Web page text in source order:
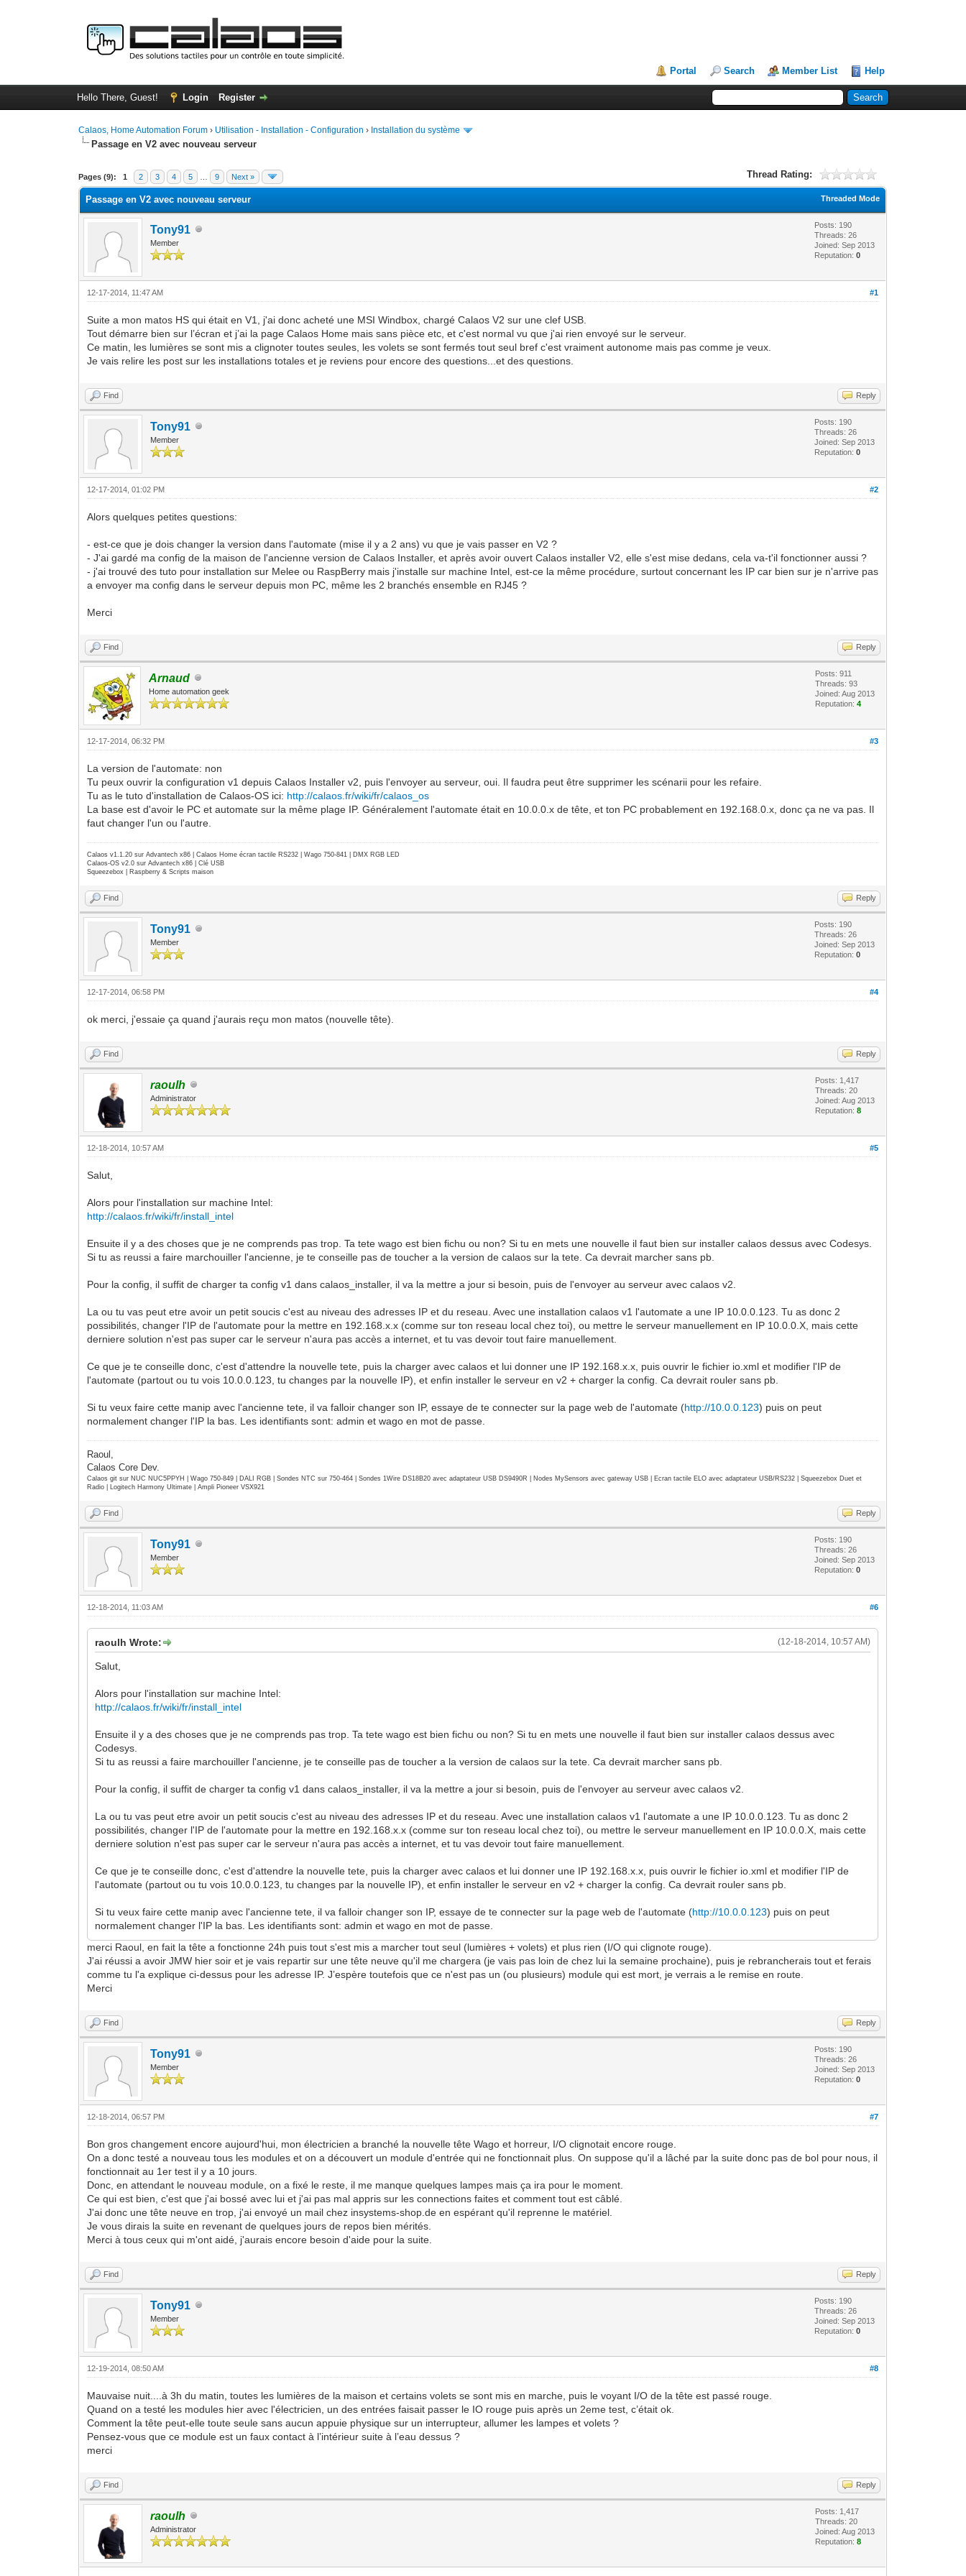
Portal Search Member List Help
Hello There, Guest! Login Register
Calaos, Home Automation Forum › Utilisation - Installation - Configuration › Installation du système
Passage en V2 avec nouveau serveur
Pages (9): 1 2 3 4 5 9 Next » Thread Rating:
0 Vote(s) - 0 Average
1
2
3
4
5
Threaded Mode
Passage en V2 avec nouveau serveur
Tony91
Member
Posts: 190
Threads: 26
Joined: Sep 2013
Reputation:0
#1
12-17-2014, 11:47 AM
Suite a mon matos HS qui était en V1, j'ai donc acheté une MSI Windbox, chargé Calaos V2 sur une clef USB.
Tout démarre bien sur l’écran et j’ai la page Calaos Home mais sans pièce etc, et c'est normal vu que j'ai rien envoyé sur le serveur.
Ce matin, les lumières se sont mis a clignoter toutes seules, les volets se sont fermés tout seul bref c'est vraiment autonome mais pas comme je veux.
Je vais relire les post sur les installations totales et je reviens pour encore des questions...et des questions.
Find Reply
Tony91
Member
Posts: 190
Threads: 26
Joined: Sep 2013
Reputation:0
#2
12-17-2014, 01:02 PM
Alors quelques petites questions:
- est-ce que je dois changer la version dans l'automate (mise il y a 2 ans) vu que je vais passer en V2 ?
- J'ai gardé ma config de la maison de l'ancienne version de Calaos Installer, et après avoir ouvert Calaos installer V2, elle s'est mise dedans, cela va-t'il fonctionner aussi ?
- j'ai trouvé des tuto pour installation sur Melee ou RaspBerry mais j'installe sur machine Intel, est-ce la même procédure, surtout concernant les IP car bien sur je n'arrive pas
a envoyer ma config dans le serveur depuis mon PC, même les 2 branchés ensemble en RJ45 ?
Merci
Find Reply
Arnaud
Home automation geek
Posts: 911
Threads: 93
Joined: Aug 2013
Reputation:4
#3
12-17-2014, 06:32 PM
La version de l'automate: non
Tu peux ouvrir la configuration v1 depuis Calaos Installer v2, puis l'envoyer au serveur, oui. Il faudra peut être supprimer les scénarii pour les refaire.
Tu as le tuto d'installation de Calaos-OS ici: http://calaos.fr/wiki/fr/calaos_os
La base est d'avoir le PC et automate sur la même plage IP. Généralement l'automate était en 10.0.0.x de tête, et ton PC probablement en 192.168.0.x, donc ça ne va pas. Il
faut changer l'un ou l'autre.
Calaos v1.1.20 sur Advantech x86 | Calaos Home écran tactile RS232 | Wago 750-841 | DMX RGB LED
Calaos-OS v2.0 sur Advantech x86 | Clé USB
Squeezebox | Raspberry & Scripts maison
Find Reply
Tony91
Member
Posts: 190
Threads: 26
Joined: Sep 2013
Reputation:0
#4
12-17-2014, 06:58 PM
ok merci, j'essaie ça quand j'aurais reçu mon matos (nouvelle tête).
Find Reply
raoulh
Administrator
Posts: 1,417
Threads: 20
Joined: Aug 2013
Reputation:8
#5
12-18-2014, 10:57 AM
Salut,
Alors pour l'installation sur machine Intel:
http://calaos.fr/wiki/fr/install_intel
Ensuite il y a des choses que je ne comprends pas trop. Ta tete wago est bien fichu ou non? Si tu en mets une nouvelle il faut bien sur installer calaos dessus avec Codesys.
Si tu as reussi a faire marchouiller l'ancienne, je te conseille pas de toucher a la version de calaos sur la tete. Ca devrait marcher sans pb.
Pour la config, il suffit de charger ta config v1 dans calaos_installer, il va la mettre a jour si besoin, puis de l'envoyer au serveur avec calaos v2.
La ou tu vas peut etre avoir un petit soucis c'est au niveau des adresses IP et du reseau. Avec une installation calaos v1 l'automate a une IP 10.0.0.123. Tu as donc 2
possibilités, changer l'IP de l'automate pour la mettre en 192.168.x.x (comme sur ton reseau local chez toi), ou mettre le serveur manuellement en IP 10.0.0.X, mais cette
derniere solution n'est pas super car le serveur n'aura pas accès a internet, et tu vas devoir tout faire manuellement.
Ce que je te conseille donc, c'est d'attendre la nouvelle tete, puis la charger avec calaos et lui donner une IP 192.168.x.x, puis ouvrir le fichier io.xml et modifier l'IP de
l'automate (partout ou tu vois 10.0.0.123, tu changes par la nouvelle IP), et enfin installer le serveur en v2 + charger la config. Ca devrait rouler sans pb.
Si tu veux faire cette manip avec l'ancienne tete, il va falloir changer son IP, essaye de te connecter sur la page web de l'automate (http://10.0.0.123) puis on peut
normalement changer l'IP la bas. Les identifiants sont: admin et wago en mot de passe.
Raoul,
Calaos Core Dev.
Calaos git sur NUC NUC5PPYH | Wago 750-849 | DALI RGB | Sondes NTC sur 750-464 | Sondes 1Wire DS18B20 avec adaptateur USB DS9490R | Nodes MySensors avec gateway USB | Ecran tactile ELO avec adaptateur USB/RS232 | Squeezebox Duet et
Radio | Logitech Harmony Ultimate | Ampli Pioneer VSX921
Find Reply
Tony91
Member
Posts: 190
Threads: 26
Joined: Sep 2013
Reputation:0
#6
12-18-2014, 11:03 AM
(12-18-2014, 10:57 AM)
raoulh Wrote:
Salut,
Alors pour l'installation sur machine Intel:
http://calaos.fr/wiki/fr/install_intel
Ensuite il y a des choses que je ne comprends pas trop. Ta tete wago est bien fichu ou non? Si tu en mets une nouvelle il faut bien sur installer calaos dessus avec
Codesys.
Si tu as reussi a faire marchouiller l'ancienne, je te conseille pas de toucher a la version de calaos sur la tete. Ca devrait marcher sans pb.
Pour la config, il suffit de charger ta config v1 dans calaos_installer, il va la mettre a jour si besoin, puis de l'envoyer au serveur avec calaos v2.
La ou tu vas peut etre avoir un petit soucis c'est au niveau des adresses IP et du reseau. Avec une installation calaos v1 l'automate a une IP 10.0.0.123. Tu as donc 2
possibilités, changer l'IP de l'automate pour la mettre en 192.168.x.x (comme sur ton reseau local chez toi), ou mettre le serveur manuellement en IP 10.0.0.X, mais cette
derniere solution n'est pas super car le serveur n'aura pas accès a internet, et tu vas devoir tout faire manuellement.
Ce que je te conseille donc, c'est d'attendre la nouvelle tete, puis la charger avec calaos et lui donner une IP 192.168.x.x, puis ouvrir le fichier io.xml et modifier l'IP de
l'automate (partout ou tu vois 10.0.0.123, tu changes par la nouvelle IP), et enfin installer le serveur en v2 + charger la config. Ca devrait rouler sans pb.
Si tu veux faire cette manip avec l'ancienne tete, il va falloir changer son IP, essaye de te connecter sur la page web de l'automate (http://10.0.0.123) puis on peut
normalement changer l'IP la bas. Les identifiants sont: admin et wago en mot de passe.
merci Raoul, en fait la tête a fonctionne 24h puis tout s'est mis a marcher tout seul (lumières + volets) et plus rien (I/O qui clignote rouge).
J'ai réussi a avoir JMW hier soir et je vais repartir sur une tête neuve qu'il me chargera (je vais pas loin de chez lui la semaine prochaine), puis je rebrancherais tout et ferais
comme tu l'a explique ci-dessus pour les adresse IP. J’espère toutefois que ce n'est pas un (ou plusieurs) module qui est mort, je verrais a le remise en route.
Merci
Find Reply
Tony91
Member
Posts: 190
Threads: 26
Joined: Sep 2013
Reputation:0
#7
12-18-2014, 06:57 PM
Bon gros changement encore aujourd'hui, mon électricien a branché la nouvelle tête Wago et horreur, I/O clignotait encore rouge.
On a donc testé a nouveau tous les modules et on a découvert un module d'entrée qui ne fonctionnait plus. On suppose qu'il a lâché par la suite donc pas de bol pour nous, il
fonctionnait au 1er test il y a 10 jours.
Donc, en attendant le nouveau module, on a fixé le reste, il me manque quelques lampes mais ça ira pour le moment.
Ce qui est bien, c'est que j'ai bossé avec lui et j'ai pas mal appris sur les connections faites et comment tout est câblé.
J'ai donc une tête neuve en trop, j'ai envoyé un mail chez insystems-shop.de en espérant qu'il reprenne le matériel.
Je vous dirais la suite en revenant de quelques jours de repos bien mérités.
Merci à tous ceux qui m'ont aidé, j'aurais encore besoin d'aide pour la suite.
Find Reply
Tony91
Member
Posts: 190
Threads: 26
Joined: Sep 2013
Reputation:0
#8
12-19-2014, 08:50 AM
Mauvaise nuit....à 3h du matin, toutes les lumières de la maison et certains volets se sont mis en marche, puis le voyant I/O de la tête est passé rouge.
Quand on a testé les modules hier avec l'électricien, un des entrées faisait passer le IO rouge puis après un 2eme test, c’était ok.
Comment la tête peut-elle toute seule sans aucun appuie physique sur un interrupteur, allumer les lampes et volets ?
Pensez-vous que ce module est un faux contact à l’intérieur suite à l’eau dessus ?
merci
Find Reply
raoulh
Administrator
Posts: 1,417
Threads: 20
Joined: Aug 2013
Reputation:8